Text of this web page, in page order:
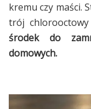
kremu czy maści.
trój
środek do
domowych.